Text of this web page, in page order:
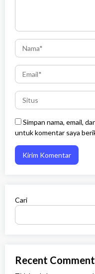
Simpan nama, email,
untuk komentar saya
Cari
Recent